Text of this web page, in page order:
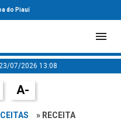
do Piauí
07/2026 13:08
A-
» RECEITA